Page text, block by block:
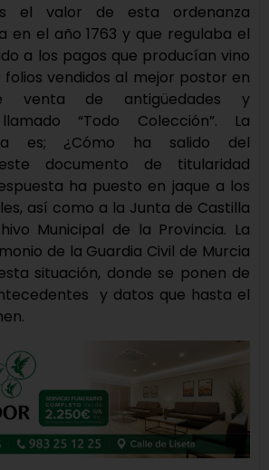
el valor de esta ordenanza
en el año 1763 y que regulaba el
a los pagos que producían vino
folios vendidos al mejor postor en
venta de antigüedades y
“Todo Colección”. La
es; ¿Cómo ha salido del
documento de titularidad
ha puesto en jaque a los
así como a la Junta de Castilla
Municipal de la Provincia. La
de la Guardia Civil de Murcia
situación, donde se ponen de
y datos que hasta el